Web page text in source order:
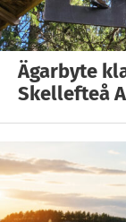
Ägarbyte
Skellefteå